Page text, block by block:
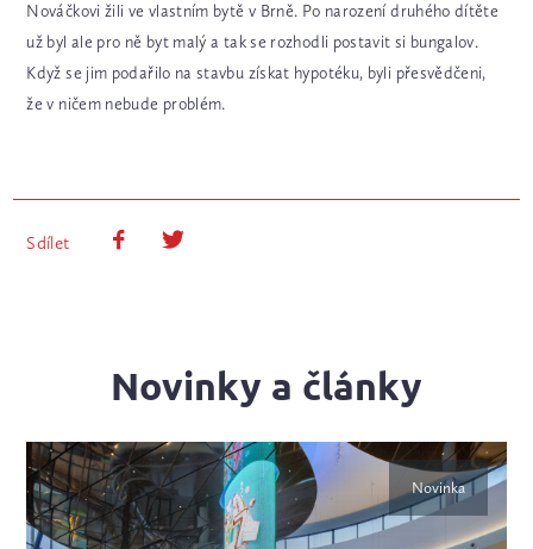
Nováčkovi žili ve vlastním bytě v Brně. Po narození druhého dítěte
už byl ale pro ně byt malý a tak se rozhodli postavit si bungalov.
Když se jim podařilo na stavbu získat hypotéku, byli přesvědčeni,
že v ničem nebude problém.
Sdílet
Novinky a články
Novinka